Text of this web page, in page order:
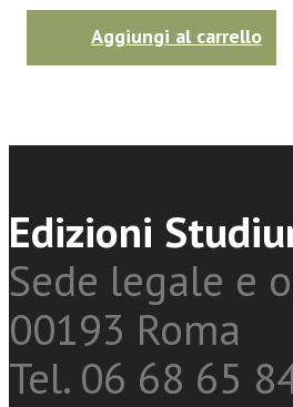
Aggiungi al carrello
Twitter
Edizioni
Sede legale e
00193 Roma
Tel. 06 68 65